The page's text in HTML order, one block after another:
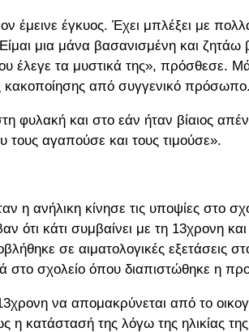
έμεινε έγκυος. Έχει μπλέξει με
μια μάνα βασανισμένη και ζητάω
έλεγε τα μυστικά της», πρόσθεσε.
κακοποίησης από συγγενικό πρόσωπο.
φυλακή και στο εάν ήταν βίαιος
τους αγαπούσε και τους τιμούσε».
η ανήλικη κίνησε τις υποψίες στο
ότι κάτι συμβαίνει με τη 13χρονη
σε αιματολογικές εξετάσεις
στο σχολείο όπου διαπιστώθηκε η
να απομακρύνεται από το
η κατάστασή της λόγω της ηλικίας